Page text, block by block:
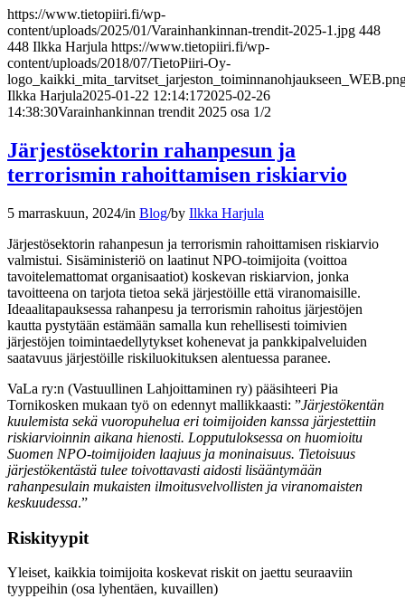
https://www.tietopiiri.fi/wp-
content/uploads/2025/01/Varainhankinnan-trendit-2025-1.jpg 448
448 Ilkka Harjula https://www.tietopiiri.fi/wp-
content/uploads/2018/07/TietoPiiri-Oy-
Ilkka Harjula2025-01-22 12:14:172025-02-26
14:38:30Varainhankinnan trendit 2025 osa 1/2
Järjestösektorin rahanpesun ja
terrorismin rahoittamisen riskiarvio
5 marraskuun, 2024/in Blog/by Ilkka Harjula
Järjestösektorin rahanpesun ja terrorismin rahoittamisen riskiarvio
valmistui. Sisäministeriö on laatinut NPO-toimijoita (voittoa
tavoitelemattomat organisaatiot) koskevan riskiarvion, jonka
tavoitteena on tarjota tietoa sekä järjestöille että viranomaisille.
Ideaalitapauksessa rahanpesu ja terrorismin rahoitus järjestöjen
kautta pystytään estämään samalla kun rehellisesti toimivien
järjestöjen toimintaedellytykset kohenevat ja pankkipalveluiden
saatavuus järjestöille riskiluokituksen alentuessa paranee.
VaLa ry:n (Vastuullinen Lahjoittaminen ry) pääsihteeri Pia
Tornikosken mukaan työ on edennyt mallikkaasti: ”Järjestökentän
kuulemista sekä vuoropuhelua eri toimijoiden kanssa järjestettiin
riskiarvioinnin aikana hienosti. Lopputuloksessa on huomioitu
Suomen NPO-toimijoiden laajuus ja moninaisuus. Tietoisuus
järjestökentästä tulee toivottavasti aidosti lisääntymään
rahanpesulain mukaisten ilmoitusvelvollisten ja viranomaisten
keskuudessa.”
Riskityypit
Yleiset, kaikkia toimijoita koskevat riskit on jaettu seuraaviin
tyyppeihin (osa lyhentäen, kuvaillen)